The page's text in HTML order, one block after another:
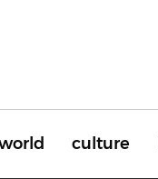
culture